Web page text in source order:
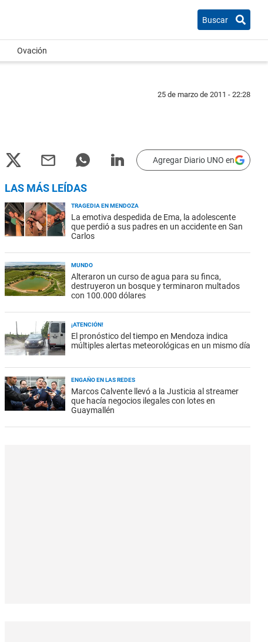
Buscar
Ovación
25 de marzo de 2011 - 22:28
Agregar Diario UNO en
LAS MÁS LEÍDAS
TRAGEDIA EN MENDOZA
La emotiva despedida de Ema, la adolescente
que perdió a sus padres en un accidente en San
Carlos
MUNDO
Alteraron un curso de agua para su finca,
destruyeron un bosque y terminaron multados
con 100.000 dólares
¡ATENCIÓN!
El pronóstico del tiempo en Mendoza indica
múltiples alertas meteorológicas en un mismo día
ENGAÑO EN LAS REDES
Marcos Calvente llevó a la Justicia al streamer
que hacía negocios ilegales con lotes en
Guaymallén